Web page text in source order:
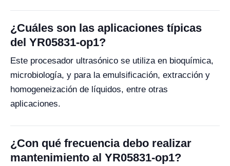
¿Cuáles son las aplicaciones típicas
del YR05831-op1?
Este procesador ultrasónico se utiliza en bioquímica,
microbiología, y para la emulsificación, extracción y
homogeneización de líquidos, entre otras
aplicaciones.
¿Con qué frecuencia debo realizar
mantenimiento al YR05831-op1?